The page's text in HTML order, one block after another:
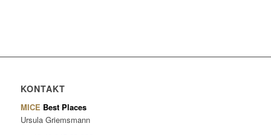
KONTAKT
MICE Best Places
Ursula Griemsmann